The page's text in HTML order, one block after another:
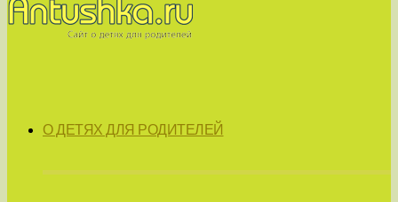
О ДЕТЯХ ДЛЯ РОДИТЕЛЕЙ